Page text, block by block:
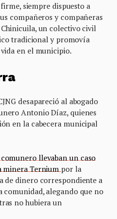
siempre dispuesto a
compañeros y compañeras
un colectivo civil
tradicional y promovía
en el municipio.
desapareció al abogado
Antonio Díaz, quienes
en la cabecera municipal
llevaban un caso
minera Ternium por la
de dinero correspondiente a
comunidad, alegando que no
no hubiera un